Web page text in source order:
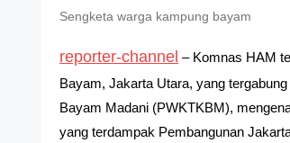
Sengketa warga kampung bayam
reporter-channel – Komnas HAM
Bayam, Jakarta Utara, yang
Bayam Madani (PWKTKBM),
yang terdampak Pembangunan